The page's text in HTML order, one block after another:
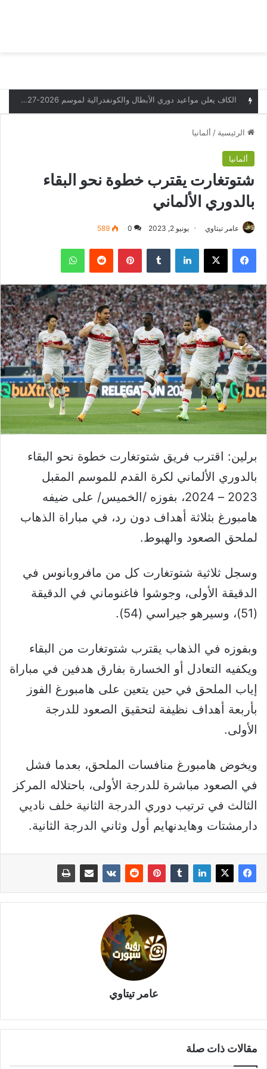
الرئيسية / ألمانيا
ألمانيا
شتوتغارت يقترب خطوة نحو البقاء
بالدوري الألماني
عامر تيتاوي يونيو 2, 2023 0
589
فيسبوك ‫X لينكدإن بينتيريست واتساب
برلين: اقترب فريق شتوتغارت خطوة نحو البقاء
بالدوري الألماني لكرة القدم للموسم المقبل
2023 – 2024، بفوزه /الخميس/ على ضيفه
هامبورغ بثلاثة أهداف دون رد، في مباراة الذهاب
لملحق الصعود والهبوط.
وسجل ثلاثية شتوتغارت كل من مافروبانوس في
الدقيقة الأولى، وجوشوا فاغنوماني في الدقيقة
(51)، وسيرهو جيراسي (54).
وبفوزه في الذهاب يقترب شتوتغارت من البقاء
ويكفيه التعادل أو الخسارة بفارق هدفين في مباراة
إياب الملحق في حين يتعين على هامبورغ الفوز
بأربعة أهداف نظيفة لتحقيق الصعود للدرجة
الأولى.
ويخوض هامبورغ منافسات الملحق، بعدما فشل
في الصعود مباشرة للدرجة الأولى، باحتلاله المركز
الثالث في ترتيب دوري الدرجة الثانية خلف ناديي
دارمشتات وهايدنهايم أول وثاني الدرجة الثانية.
عامر تيتاوي
مقالات ذات صلة